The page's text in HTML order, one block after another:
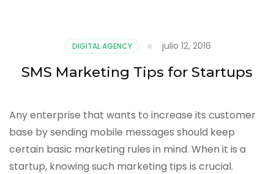
DIGITAL AGENCY julio 12, 2016
SMS Marketing Tips for Startups
Any enterprise that wants to increase its customer
base by sending mobile messages should keep
certain basic marketing rules in mind. When it is a
startup, knowing such marketing tips is crucial.